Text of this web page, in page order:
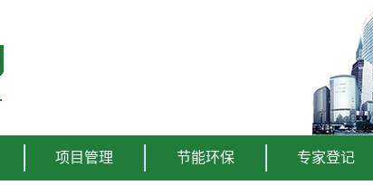
项目管理 节能环保 专家登记